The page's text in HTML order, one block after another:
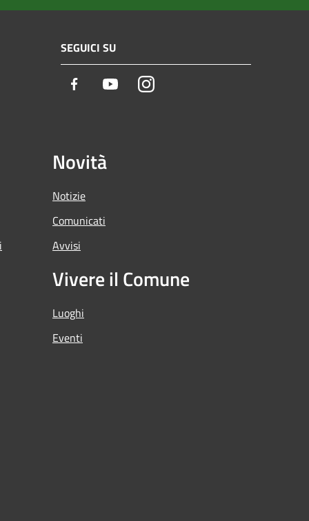
SEGUICI SU
Facebook YoutubeInstagram
Novità
Notizie
Comunicati
Avvisi
Vivere il Comune
Luoghi
Eventi